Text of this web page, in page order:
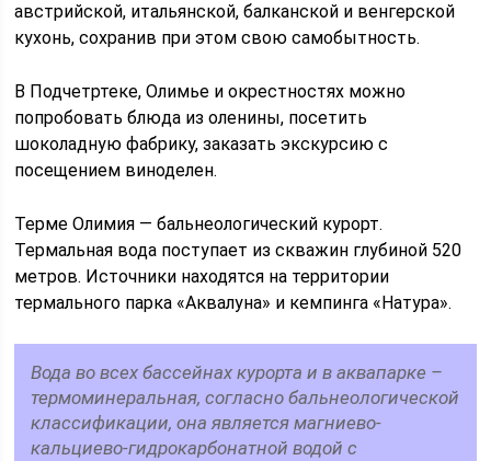
австрийской, итальянской, балканской и венгерской
кухонь, сохранив при этом свою самобытность.
В Подчетртеке, Олимье и окрестностях можно
попробовать блюда из оленины, посетить
шоколадную фабрику, заказать экскурсию с
посещением виноделен.
Терме Олимия — бальнеологический курорт.
Термальная вода поступает из скважин глубиной 520
метров. Источники находятся на территории
термального парка «Аквалуна» и кемпинга «Натура».
Вода во всех бассейнах курорта и в аквапарке –
термоминеральная, согласно бальнеологической
классификации, она является магниево-
кальциево-гидрокарбонатной водой с